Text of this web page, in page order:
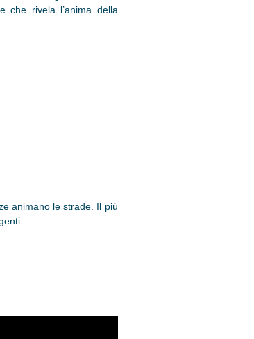
che rivela l’anima della
animano le strade. Il più